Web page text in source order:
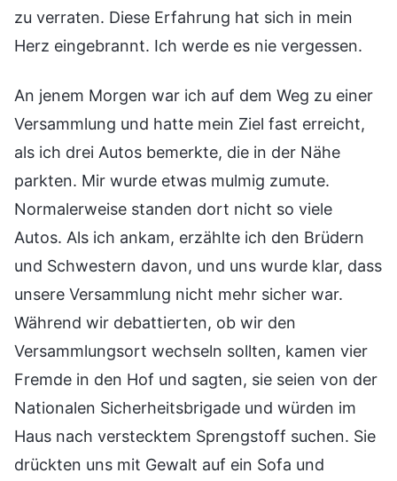
zu verraten. Diese Erfahrung hat sich in mein
Herz eingebrannt. Ich werde es nie vergessen.
An jenem Morgen war ich auf dem Weg zu einer
Versammlung und hatte mein Ziel fast erreicht,
als ich drei Autos bemerkte, die in der Nähe
parkten. Mir wurde etwas mulmig zumute.
Normalerweise standen dort nicht so viele
Autos. Als ich ankam, erzählte ich den Brüdern
und Schwestern davon, und uns wurde klar, dass
unsere Versammlung nicht mehr sicher war.
Während wir debattierten, ob wir den
Versammlungsort wechseln sollten, kamen vier
Fremde in den Hof und sagten, sie seien von der
Nationalen Sicherheitsbrigade und würden im
Haus nach verstecktem Sprengstoff suchen. Sie
drückten uns mit Gewalt auf ein Sofa und